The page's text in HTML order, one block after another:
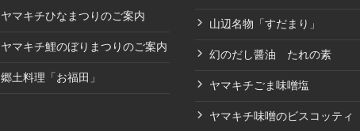
ヤマキチひなまつりのご案内
ヤマキチ鯉のぼりまつりのご案内
郷土料理「お福田」
山辺名物「すだまり」
幻のだし醤油 たれの素
ヤマキチごま味噌塩
ヤマキチ味噌のビスコッティ